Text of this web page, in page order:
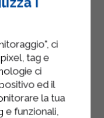
cuillère
le lait et
prenez
vous
chaud et
ci
tag e
ci
ed il
la tua
e funzionali,